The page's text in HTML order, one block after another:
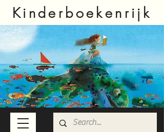
Kinderboekenrijk